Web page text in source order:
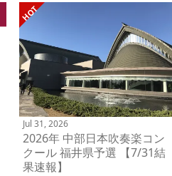
Jul 31, 2026
2026年 中部日本吹奏楽コン
クール 福井県予選 【7/31結
果速報】